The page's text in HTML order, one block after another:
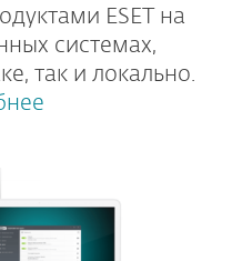
ESET на
системах,
так и локально.